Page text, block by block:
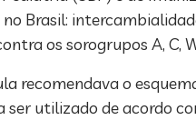
Brasil:
os sorogrupos A, C,
recomendava o
ser utilizado de acordo